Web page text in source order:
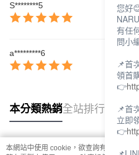
S********5
a*********6
本分類熱銷全站排行
本網站中使用 cookie，欲查詢有關本網站
您好
有任
問小
📌首
領首
👉
📌首
立即
👉